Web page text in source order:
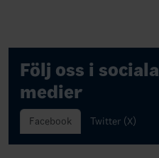
Följ oss i sociala
medier
Facebook Twitter (X)